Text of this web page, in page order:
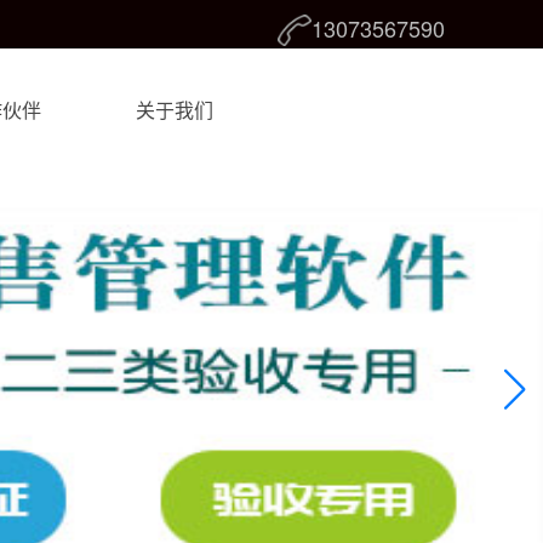
13073567590
伴 关于我们